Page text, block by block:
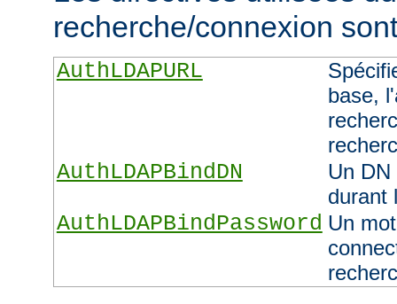
recherche/connexion
AuthLDAPURL
base,
AuthLDAPBindDN
Un
durant
AuthLDAPBindPassword Un